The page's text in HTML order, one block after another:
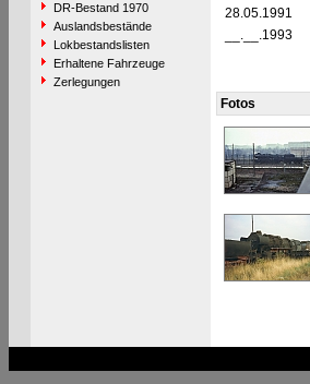
DR-Bestand 1970
Auslandsbestände
Lokbestandslisten
Erhaltene Fahrzeuge
Zerlegungen
28.05.1991
__.__.1993
Fotos